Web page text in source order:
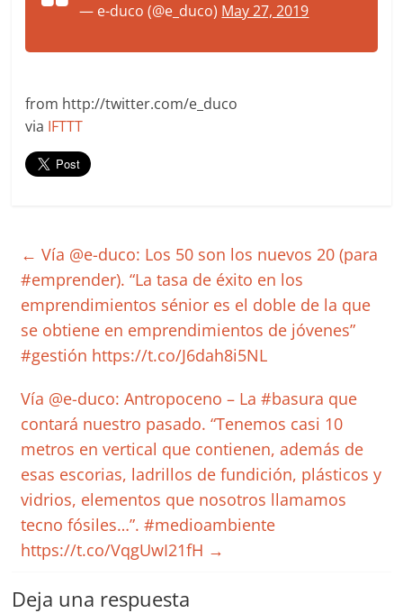
— e-duco (@e_duco) May 27, 2019
from http://twitter.com/e_duco
via IFTTT
← Vía @e-duco: Los 50 son los nuevos 20 (para
#emprender). “La tasa de éxito en los
emprendimientos sénior es el doble de la que
se obtiene en emprendimientos de jóvenes”
#gestión https://t.co/J6dah8i5NL
Vía @e-duco: Antropoceno – La #basura que
contará nuestro pasado. “Tenemos casi 10
metros en vertical que contienen, además de
esas escorias, ladrillos de fundición, plásticos y
vidrios, elementos que nosotros llamamos
tecno fósiles…”. #medioambiente
https://t.co/VqgUwI21fH →
Deja una respuesta